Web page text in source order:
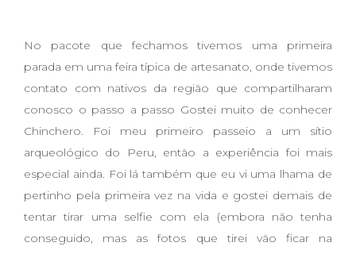
No pacote que fechamos tivemos uma primeira
parada em uma feira típica de artesanato, onde tivemos
contato com nativos da região que compartilharam
conosco o passo a passo Gostei muito de conhecer
Chinchero. Foi meu primeiro passeio a um sítio
arqueológico do Peru, então a experiência foi mais
especial ainda. Foi lá também que eu vi uma lhama de
pertinho pela primeira vez na vida e gostei demais de
tentar tirar uma selfie com ela (embora não tenha
conseguido, mas as fotos que tirei vão ficar na